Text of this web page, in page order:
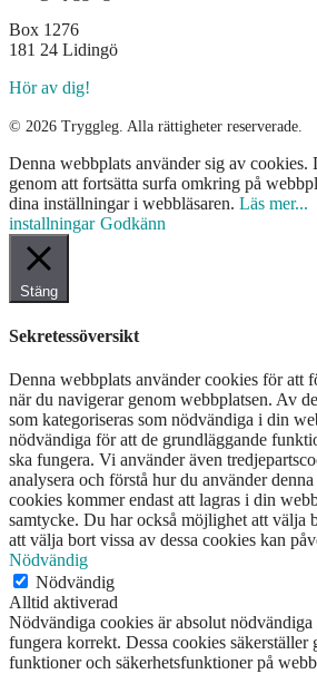
Box 1276
181 24 Lidingö
Hör av dig!
© 2026 Tryggleg. Alla rättigheter reserverade.
Denna webbplats använder sig av cookies.
genom att fortsätta surfa omkring på
dina inställningar i webbläsaren. Läs mer...
installningar Godkänn
Stäng
Sekretessöversikt
Denna webbplats använder cookies för att
när du navigerar genom webbplatsen. Av
som kategoriseras som nödvändiga i din
nödvändiga för att de grundläggande
ska fungera. Vi använder även
analysera och förstå hur du använder
cookies kommer endast att lagras i din
samtycke. Du har också möjlighet att välja
att välja bort vissa av dessa cookies kan
Nödvändig
Nödvändig
Alltid aktiverad
Nödvändiga cookies är absolut
fungera korrekt. Dessa cookies säkerställer
funktioner och säkerhetsfunktioner på